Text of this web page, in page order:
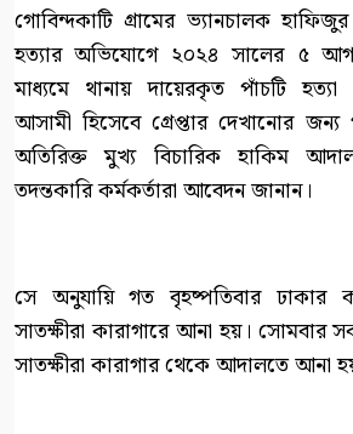
গোবিন্দকাটি গ্রামের ভ্যানচালক
হত্যার অভিযোগে ২০২৪ সালের ৫
মাধ্যমে থানায় দায়েরকৃত পাঁচটি
আসামী হিসেবে গ্রেপ্তার দেখানোর জন্য
অতিরিক্ত মুখ্য বিচারিক হাকিম
তদন্তকারি কর্মকর্তারা আবেদন জানান।
সে অনুযায়ি গত বৃহষ্পতিবার ঢাকার
সাতক্ষীরা কারাগারে আনা হয়। সোমবার
সাতক্ষীরা কারাগার থেকে আদালতে আনা